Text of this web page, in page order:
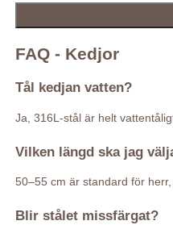
FAQ - Kedjor
Tål kedjan vatten?
Ja, 316L-stål är helt
Vilken längd ska jag
50–55 cm är standard för
Blir stålet missfärgat?